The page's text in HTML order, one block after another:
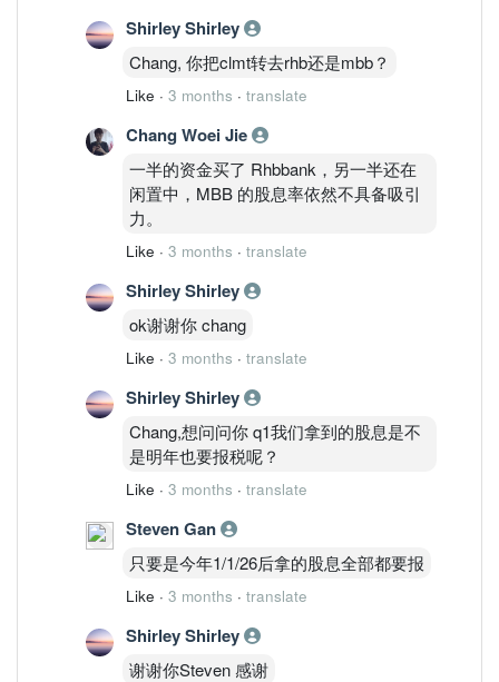
Shirley Shirley
Chang, 你把clmt转去rhb还是mbb？
Like · 3 months · translate
Chang Woei Jie
一半的资金买了 Rhbbank，另一半还在
闲置中，MBB 的股息率依然不具备吸引
力。
Like · 3 months · translate
Shirley Shirley
ok谢谢你 chang
Like · 3 months · translate
Shirley Shirley
Chang,想问问你 q1我们拿到的股息是不
是明年也要报税呢？
Like · 3 months · translate
Steven Gan
只要是今年1/1/26后拿的股息全部都要报
Like · 3 months · translate
Shirley Shirley
谢谢你Steven 感谢